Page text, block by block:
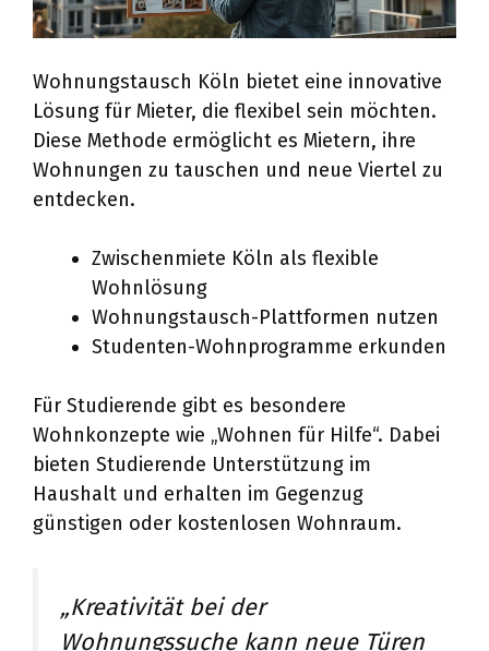
Wohnungstausch Köln bietet eine innovative
Lösung für Mieter, die flexibel sein möchten.
Diese Methode ermöglicht es Mietern, ihre
Wohnungen zu tauschen und neue Viertel zu
entdecken.
Zwischenmiete Köln als flexible
Wohnlösung
Wohnungstausch-Plattformen nutzen
Studenten-Wohnprogramme erkunden
Für Studierende gibt es besondere
Wohnkonzepte wie „Wohnen für Hilfe“. Dabei
bieten Studierende Unterstützung im
Haushalt und erhalten im Gegenzug
günstigen oder kostenlosen Wohnraum.
„Kreativität bei der
Wohnungssuche kann neue Türen